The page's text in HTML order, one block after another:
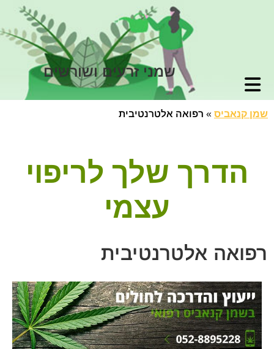
שמני זרעים ושורשים
שמן קנאביס » רפואה אלטרנטיבית
הדרך שלך לריפוי
עצמי
רפואה אלטרנטיבית